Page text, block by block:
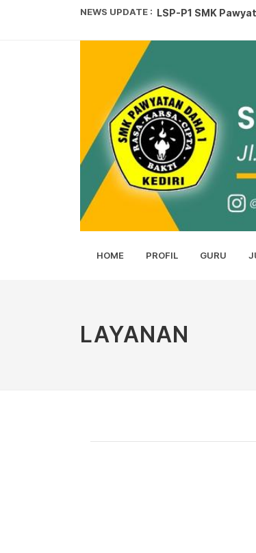
NEWS UPDATE : LSP-P1 SMK
SISWA SMK
Juara Pembuatan
LOMBA KARYA
KEJUARAAN
Syaban Gerbang
Upacara Hari
HOME PROFIL GURU
LAYANAN